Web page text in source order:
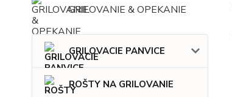
GRILOVANIE & OPEKANIE
GRILOVACIE PANVICE
ROŠTY NA GRILOVANIE